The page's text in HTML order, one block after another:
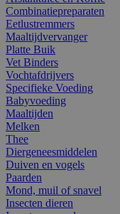
Combinatiepreparaten
Eetlustremmers
Maaltijdvervanger
Platte Buik
Vet Binders
Vochtafdrijvers
Specifieke Voeding
Babyvoeding
Maaltijden
Melken
Thee
Diergeneesmiddelen
Duiven en vogels
Paarden
Mond, muil of snavel
Insecten dieren